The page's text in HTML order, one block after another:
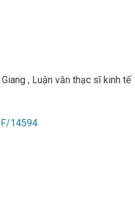
, Luận văn thạc sĩ kinh tế
14594